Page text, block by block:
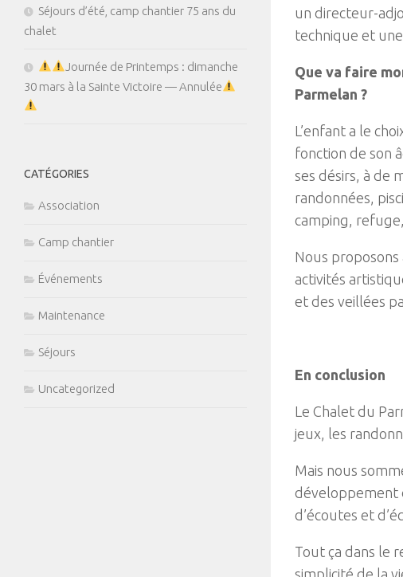
un directeur-
technique et une
Que va faire
Parmelan ?
L’enfant a le
fonction de son
ses désirs, à de
randonnées,
camping,
Nous
activités
et des veillées
En conclusion
Le Chalet du
jeux, les
Mais nous
développement
d’écoutes et
Tout ça dans le
simplicité de la
Séjours d’été, camp chantier 75 ans du
chalet
Journée de Printemps : dimanche
30 mars à la Sainte Victoire — Annulée
CATÉGORIES
Association
Camp chantier
Événements
Maintenance
Séjours
Uncategorized